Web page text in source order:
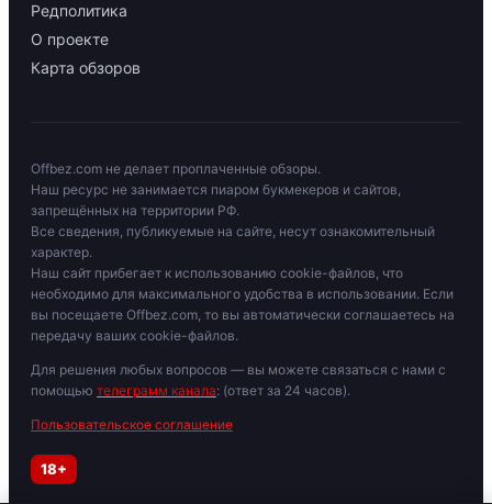
Редполитика
О проекте
Карта обзоров
Offbez.com не делает проплаченные обзоры.
Наш ресурс не занимается пиаром букмекеров и сайтов,
запрещённых на территории РФ.
Все сведения, публикуемые на сайте, несут ознакомительный
характер.
Наш сайт прибегает к использованию cookie-файлов, что
необходимо для максимального удобства в использовании. Если
вы посещаете Offbez.com, то вы автоматически соглашаетесь на
передачу ваших cookie-файлов.
Для решения любых вопросов — вы можете связаться с нами с
помощью телеграмм канала: (ответ за 24 часов).
Пользовательское соглашение
18+